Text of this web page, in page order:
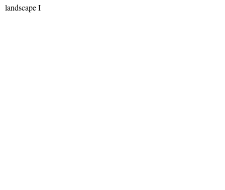
landscape I